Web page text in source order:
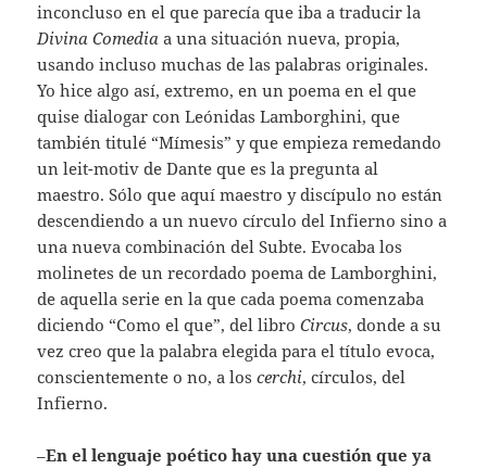
inconcluso en el que parecía que iba a traducir la
Divina Comedia a una situación nueva, propia,
usando incluso muchas de las palabras originales.
Yo hice algo así, extremo, en un poema en el que
quise dialogar con Leónidas Lamborghini, que
también titulé “Mímesis” y que empieza remedando
un leit-motiv de Dante que es la pregunta al
maestro. Sólo que aquí maestro y discípulo no están
descendiendo a un nuevo círculo del Infierno sino a
una nueva combinación del Subte. Evocaba los
molinetes de un recordado poema de Lamborghini,
de aquella serie en la que cada poema comenzaba
diciendo “Como el que”, del libroCircus, donde a su
vez creo que la palabra elegida para el título evoca,
conscientemente o no, a loscerchi, círculos, del
Infierno.
–En el lenguaje poético hay una cuestión que ya